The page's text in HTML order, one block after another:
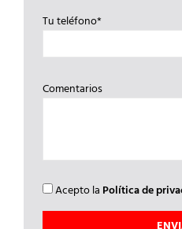
Tu teléfono*
Comentarios
Acepto la Política de